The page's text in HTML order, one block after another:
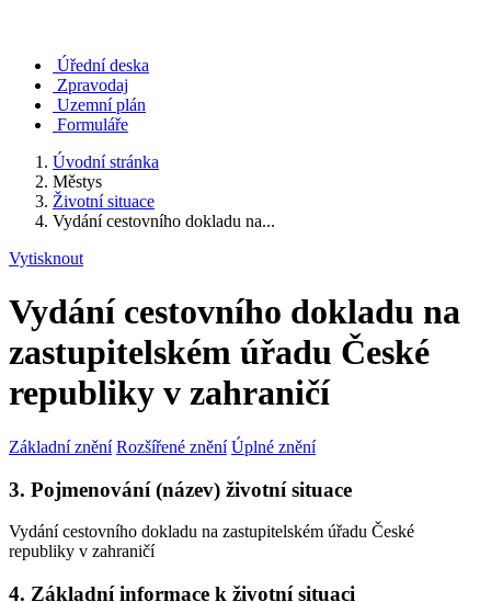
Úřední deska
Zpravodaj
Uzemní plán
Formuláře
Úvodní stránka
Městys
Životní situace
Vydání cestovního dokladu na...
Vytisknout
Vydání cestovního dokladu na
zastupitelském úřadu České
republiky v zahraničí
Základní znění Rozšířené znění Úplné znění
3. Pojmenování (název) životní situace
Vydání cestovního dokladu na zastupitelském úřadu České
republiky v zahraničí
4. Základní informace k životní situaci